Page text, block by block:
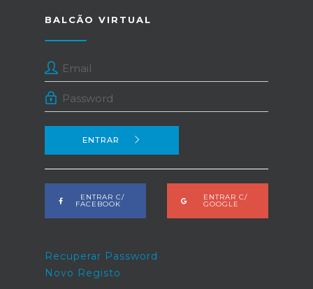
BALCÃO VIRTUAL
ENTRAR
ENTRAR C/
FACEBOOK
ENTRAR C/
GOOGLE
Recuperar Password
Novo Registo